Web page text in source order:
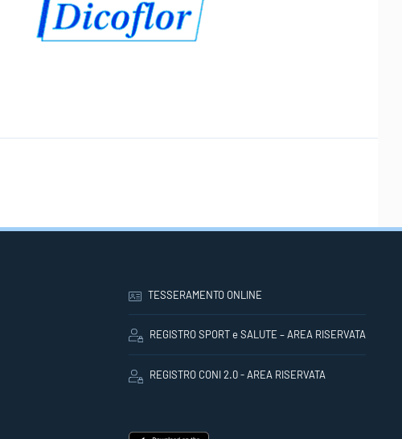
TESSERAMENTO ONLINE
REGISTRO SPORT e SALUTE – AREA RISERVATA
REGISTRO CONI 2.0 - AREA RISERVATA